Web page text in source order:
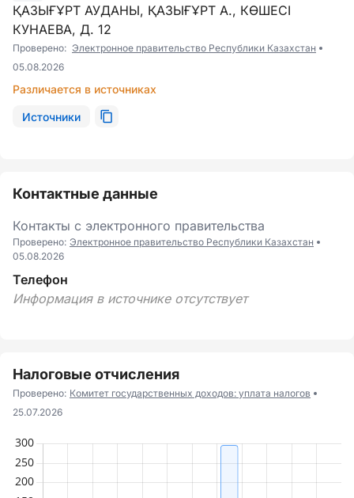
ҚАЗЫҒҰРТ АУДАНЫ, ҚАЗЫҒҰРТ А., КӨШЕСІ
КУНАЕВА, Д. 12
Проверено: Электронное правительство Республики Казахстан
05.08.2026
Различается в источниках
Источники
Контактные данные
Контакты с электронного правительства
Проверено: Электронное правительство Республики Казахстан
05.08.2026
Телефон
Информация в источнике отсутствует
Налоговые отчисления
Проверено: Комитет государственных доходов: уплата налогов
25.07.2026